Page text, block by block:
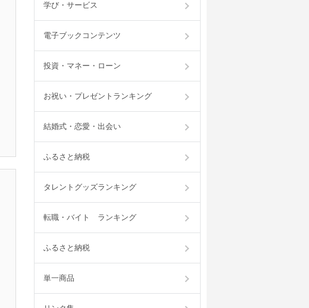
学び・サービス
電子ブックコンテンツ
投資・マネー・ローン
お祝い・プレゼントランキング
結婚式・恋愛・出会い
ふるさと納税
タレントグッズランキング
転職・バイト ランキング
ふるさと納税
単一商品